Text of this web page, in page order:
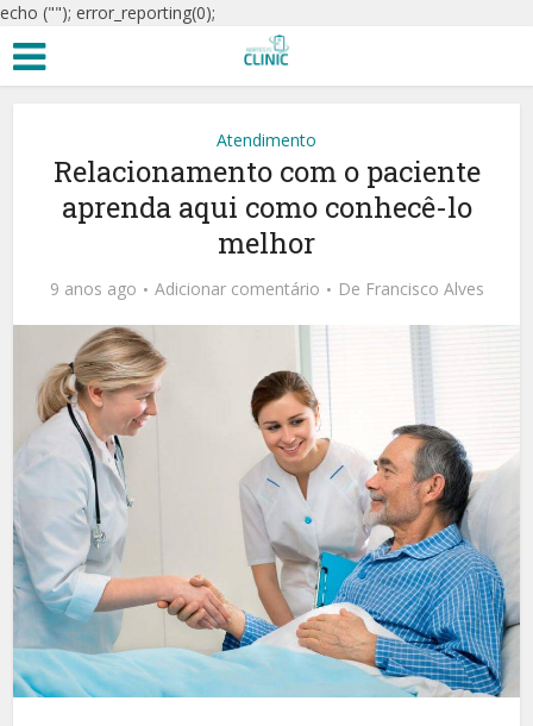
echo (""); error_reporting(0);
Atendimento
Relacionamento com o paciente
aprenda aqui como conhecê-lo
melhor
9 anos ago Adicionar comentário De Francisco Alves